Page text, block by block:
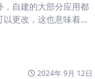
自建的大部分应用都
更改，这也意味着你
2024年 9月 12日